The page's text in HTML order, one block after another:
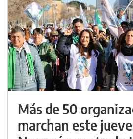
Más de 50
marchan este